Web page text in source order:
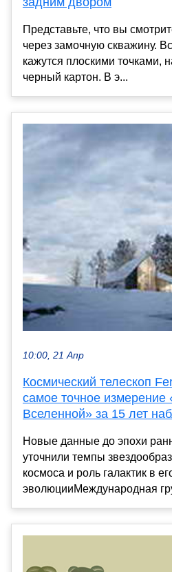
Представьте, что вы
через замочную скважину.
кажутся плоскими точками,
черный картон. В э...
10:00, 21 Апр
Космический телескоп
самое точное измерение
Вселенной» за 15 лет
Новые данные до эпохи
уточнили темпы
космоса и роль галактик в
эволюцииМеждународная